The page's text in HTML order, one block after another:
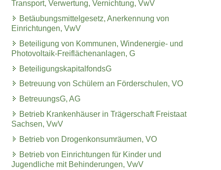
Transport, Verwertung, Vernichtung, VwV
Betäubungsmittelgesetz, Anerkennung von
Einrichtungen, VwV
Beteiligung von Kommunen, Windenergie- und
Photovoltaik-Freiflächenanlagen, G
BeteiligungskapitalfondsG
Betreuung von Schülern an Förderschulen, VO
BetreuungsG, AG
Betrieb Krankenhäuser in Trägerschaft Freistaat
Sachsen, VwV
Betrieb von Drogenkonsumräumen, VO
Betrieb von Einrichtungen für Kinder und
Jugendliche mit Behinderungen, VwV